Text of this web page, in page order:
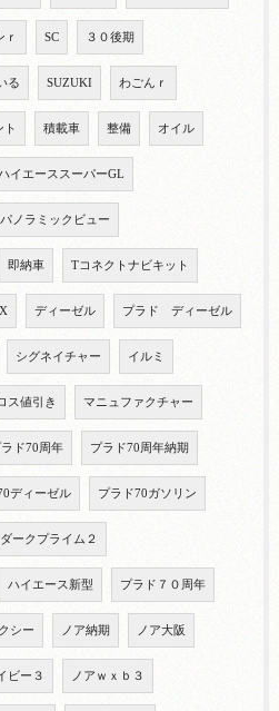
ｒ SC ３０後期
る SUZUKI わごんｒ
ト 積載車 整備 オイル
イエーススーパーGL
パノラミックビュー
即納車 Tコネクトナビキット
ディーゼル プラド ディーゼル
シグネイチャー イルミ
ス値引き マニュファクチャー
ラド70周年 プラド70周年納期
ディーゼル プラド70ガソリン
ークプライム２
ハイエース新型 プラド７０周年
シー ノア納期 ノア大阪
ビー３ ノアｗｘｂ３